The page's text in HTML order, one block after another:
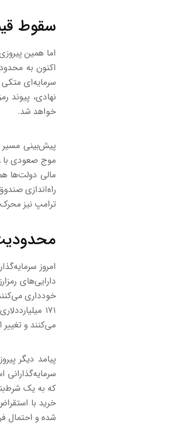
سقوط
سرمایه‌ای
نهادی، پیوند
خواهد شد.
پیش‌بینی
ترامپ نیز
امروز
دارایی‌های
خودداری
۱۷۱
می‌کنند و
پیامد دیگر
خرید با
شده و احتمال